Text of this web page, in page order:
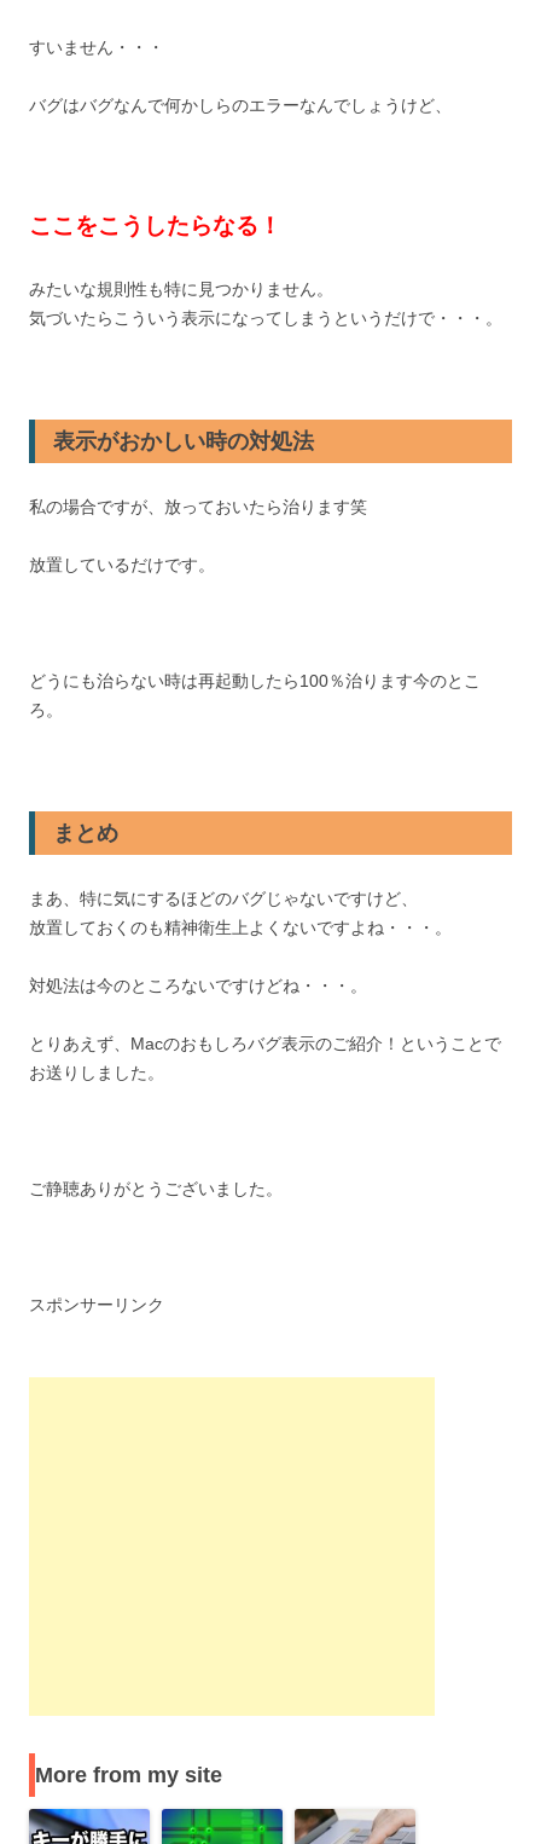
すいません・・・
バグはバグなんで何かしらのエラーなんでしょうけど、
ここをこうしたらなる！
みたいな規則性も特に見つかりません。
気づいたらこういう表示になってしまうというだけで・・・。
表示がおかしい時の対処法
私の場合ですが、放っておいたら治ります笑
放置しているだけです。
どうにも治らない時は再起動したら100％治ります今のとこ
ろ。
まとめ
まあ、特に気にするほどのバグじゃないですけど、
放置しておくのも精神衛生上よくないですよね・・・。
対処法は今のところないですけどね・・・。
とりあえず、Macのおもしろバグ表示のご紹介！ということで
お送りしました。
ご静聴ありがとうございました。
スポンサーリンク
More from my site